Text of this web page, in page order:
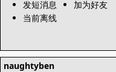
发短消息
加为好友
当前离线
naughtyben